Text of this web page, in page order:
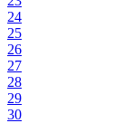
24
25
26
27
28
29
30